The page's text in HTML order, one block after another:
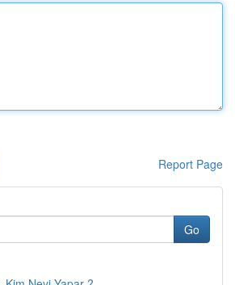
Report Page
Go